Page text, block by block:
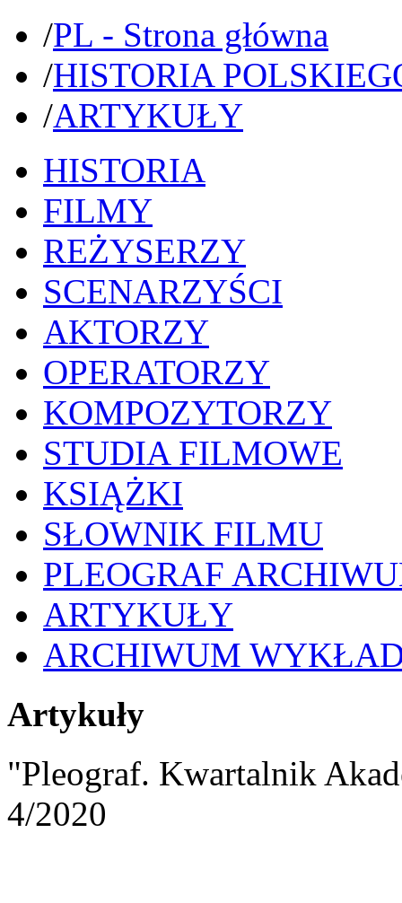
/PL - Strona główna
/HISTORIA
/ARTYKUŁY
HISTORIA
FILMY
REŻYSERZY
SCENARZYŚCI
AKTORZY
OPERATORZY
KOMPOZYTORZY
STUDIA FILMOWE
KSIĄŻKI
SŁOWNIK FILMU
PLEOGRAF
ARTYKUŁY
ARCHIWUM
Artykuły
"Pleograf. Kwartalnik
4/2020